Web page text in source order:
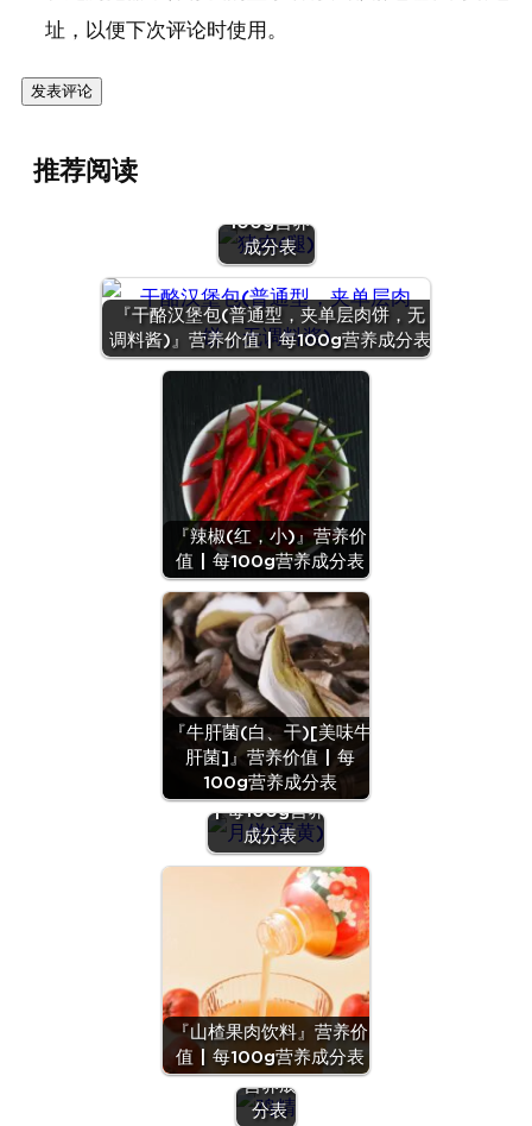
址，以便下次评论时使用。
推荐阅读
100g营养
成分表
『干酪汉堡包(普通型，夹单层肉饼，无
调料酱)』营养价值 | 每100g营养成分表
『辣椒(红，小)』营养价
值 | 每100g营养成分表
『牛肝菌(白、干)[美味牛
肝菌]』营养价值 | 每
100g营养成分表
『月饼(蛋
黄)』营养价值
| 每100g营养
成分表
『山楂果肉饮料』营养价
值 | 每100g营养成分表
『鸡
精』营
养价值
| 每
100g
营养成
分表
(红)[金
笋，丁香
萝卜]』营
养价值 |
每100g